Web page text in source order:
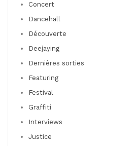
Concert
Dancehall
Découverte
Deejaying
Dernières sorties
Featuring
Festival
Graffiti
Interviews
Justice